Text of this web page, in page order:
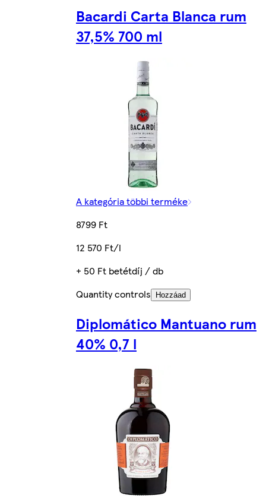
Bacardi Carta Blanca rum
37,5% 700 ml
A kategória többi terméke
8799 Ft
12 570 Ft/l
+ 50 Ft betétdíj / db
Quantity controls
Hozzáad
Diplomático Mantuano rum
40% 0,7 l